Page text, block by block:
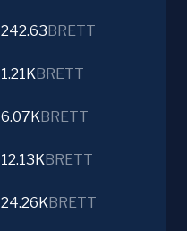
242.63 BRETT
1.21KBRETT
6.07KBRETT
12.13KBRETT
24.26KBRETT